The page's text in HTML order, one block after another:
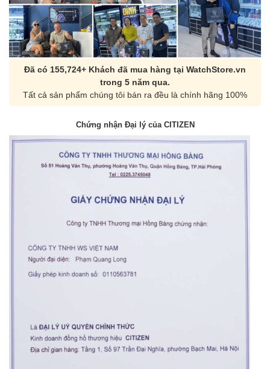
Đã có 155,724+ Khách đã mua hàng tại WatchStore.vn
trong 5 năm qua.
Tất cả sản phẩm chúng tôi bán ra đều là chính hãng 100%
Chứng nhận Đại lý của CITIZEN